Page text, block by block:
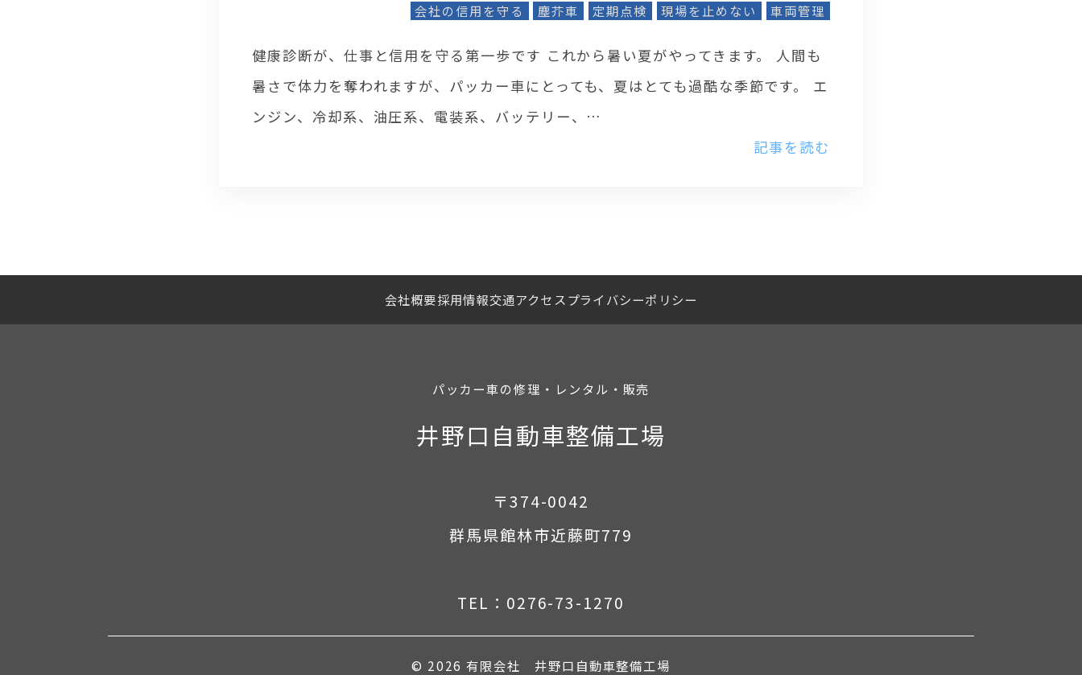
会社の信用を守る
塵芥車 定期点検 現場を止めない 車両管理
健康診断が、仕事と信用を守る第一歩です これから暑い夏がやってきます。 人間も
暑さで体力を奪われますが、パッカー車にとっても、夏はとても過酷な季節です。 エ
ンジン、冷却系、油圧系、電装系、バッテリー、…
記事を読む
会社概要採用情報交通アクセスプライバシーポリシー
パッカー車の修理・レンタル・販売
井野口自動車整備工場
〒374-0042
群馬県館林市近藤町779
TEL：0276-73-1270
© 2026有限会社 井野口自動車整備工場